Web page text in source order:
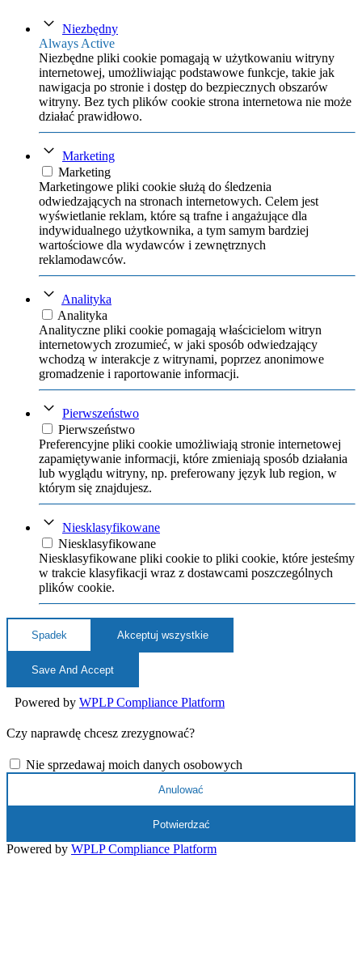
Niezbędny
Always Active
Niezbędne pliki cookie pomagają w użytkowaniu witryny
internetowej, umożliwiając podstawowe funkcje, takie jak
nawigacja po stronie i dostęp do bezpiecznych obszarów
witryny. Bez tych plików cookie strona internetowa nie może
działać prawidłowo.
Marketing
Marketing
Marketingowe pliki cookie służą do śledzenia
odwiedzających na stronach internetowych. Celem jest
wyświetlanie reklam, które są trafne i angażujące dla
indywidualnego użytkownika, a tym samym bardziej
wartościowe dla wydawców i zewnętrznych
reklamodawców.
Analityka
Analityka
Analityczne pliki cookie pomagają właścicielom witryn
internetowych zrozumieć, w jaki sposób odwiedzający
wchodzą w interakcje z witrynami, poprzez anonimowe
gromadzenie i raportowanie informacji.
Pierwszeństwo
Pierwszeństwo
Preferencyjne pliki cookie umożliwiają stronie internetowej
zapamiętywanie informacji, które zmieniają sposób działania
lub wyglądu witryny, np. preferowany język lub region, w
którym się znajdujesz.
Niesklasyfikowane
Niesklasyfikowane
Niesklasyfikowane pliki cookie to pliki cookie, które jesteśmy
w trakcie klasyfikacji wraz z dostawcami poszczególnych
plików cookie.
Spadek Akceptuj wszystkie
Save And Accept
Powered by WPLP Compliance Platform
Czy naprawdę chcesz zrezygnować?
Nie sprzedawaj moich danych osobowych
Anulować
Potwierdzać
Powered by WPLP Compliance Platform